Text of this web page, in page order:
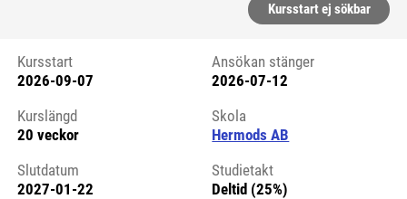
Kursstart ej sökbar
Kursstart 6175997
Kursstart
2026-09-07
Ansökan stänger
2026-07-12
Kurslängd
20 veckor
Skola
Hermods AB
Slutdatum
2027-01-22
Studietakt
Deltid (25%)